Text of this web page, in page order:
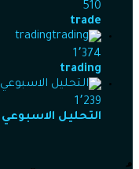
510
trade
trading
1٬374
trading
1٬239
التحليل الاسبوعي